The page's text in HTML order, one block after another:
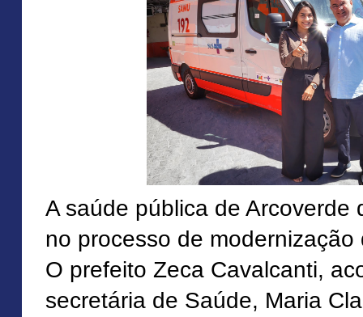
A saúde pública de Arcoverde
no processo de
O prefeito Zeca Cavalcanti,
secretária de Saúde, Maria